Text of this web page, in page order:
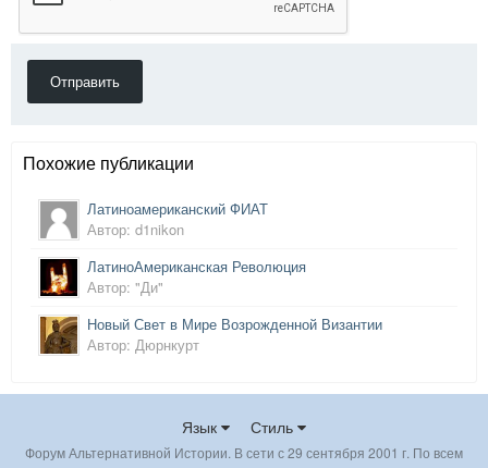
Отправить
Похожие публикации
Латиноамериканский ФИАТ
Автор: d1nikon
ЛатиноАмериканская Революция
Автор: "Ди"
Новый Свет в Мире Возрожденной Византии
Автор: Дюрнкурт
Язык Стиль
Форум Альтернативной Истории. В сети с 29 сентября 2001 г. По всем